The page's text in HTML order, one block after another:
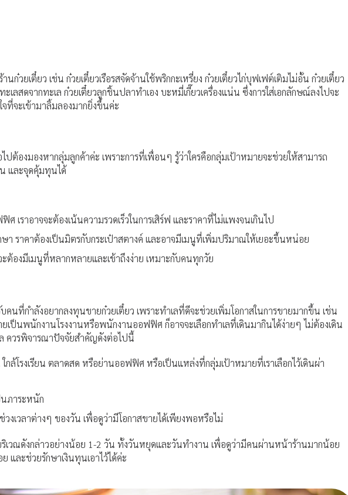
ก๋วยเตี๋ยว เช่น ก๋วยเตี๋ยวเรือรสจัดจ้านใช้พริกกะเหรี่ยง ก๋วยเตี๋ยวไก่บุฟเฟต์เติมไม่อั้น ก๋วยเตี๋ยว
ลสดจากทะเล ก๋วยเตี๋ยวลูกชิ้นปลาทำเอง บะหมี่เกี๊ยวเครื่องแน่น ซึ่งการใส่เอกลักษณ์ลงไปจะ
ที่จะเข้ามาลิ้มลองมากยิ่งขึ้นค่ะ
ต้องมองหากลุ่มลูกค้าค่ะ เพราะการที่เพื่อนๆ รู้ว่าใครคือกลุ่มเป้าหมายจะช่วยให้สามารถ
และจุดคุ้มทุนได้
เราอาจจะต้องเน้นความรวดเร็วในการเสิร์ฟ และราคาที่ไม่แพงจนเกินไป
า ราคาต้องเป็นมิตรกับกระเป๋าสตางค์ และอาจมีเมนูที่เพิ่มปริมาณให้เยอะขึ้นหน่อย
ต้องมีเมนูที่หลากหลายและเข้าถึงง่าย เหมาะกับคนทุกวัย
ที่กำลังอยากลงทุนขายก๋วยเตี๋ยว เพราะทำเลที่ดีจะช่วยเพิ่มโอกาสในการขายมากขึ้น เช่น
เป็นพนักงานโรงงานหรือพนักงานออฟฟิศ ก็อาจจะเลือกทำเลที่เดินมากินได้ง่ายๆ ไม่ต้องเดิน
ล ควรพิจารณาปัจจัยสำคัญดังต่อไปนี้
ล้โรงเรียน ตลาดสด หรือย่านออฟฟิศ หรือเป็นแหล่งที่กลุ่มเป้าหมายที่เราเลือกไว้เดินผ่า
นภาระหนัก
งเวลาต่างๆ ของวัน เพื่อดูว่ามีโอกาสขายได้เพียงพอหรือไม่
ริเวณดังกล่าวอย่างน้อย 1-2 วัน ทั้งวันหยุดและวันทำงาน เพื่อดูว่ามีคนผ่านหน้าร้านมากน้อย
และช่วยรักษาเงินทุนเอาไว้ได้ค่ะ